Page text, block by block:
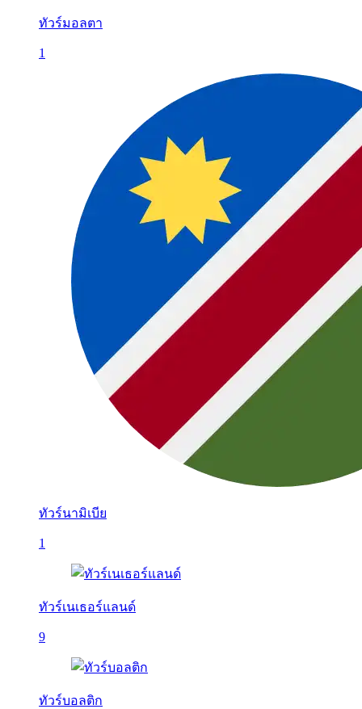
ทัวร์มอลตา
1
ทัวร์นามิเบีย
1
ทัวร์เนเธอร์แลนด์
9
ทัวร์บอลติก